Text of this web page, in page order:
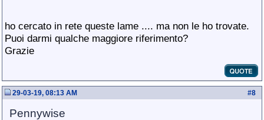
ho cercato in rete queste lame .... ma non le ho trovate.
Puoi darmi qualche maggiore riferimento?
Grazie
#8
29-03-19, 08:13 AM
Pennywise